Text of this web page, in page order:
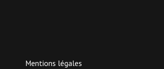
Mentions légales